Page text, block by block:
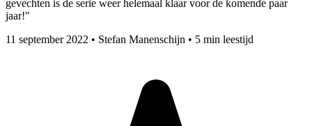
gevechten is de serie weer helemaal klaar voor de komende paar
jaar!"
11 september 2022 • Stefan Manenschijn • 5 min leestijd